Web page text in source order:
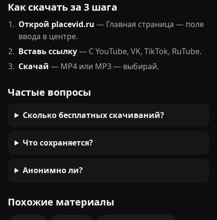
Как скачать за 3 шага
Открой placevid.ru — Главная страница — поле
ввода в центре.
Вставь ссылку— С YouTube, VK, TikTok, RuTube.
Скачай — MP4 или MP3 — выбирай.
Частые вопросы
Сколько бесплатных скачиваний?
Что сохраняется?
Анонимно ли?
Похожие материалы